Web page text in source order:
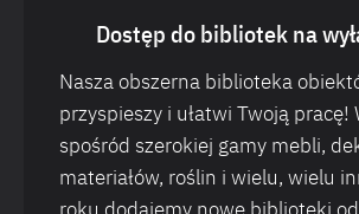
Dostęp do bibliotek na
Nasza obszerna biblioteka
przyspieszy i ułatwi Twoją pracę!
spośród szerokiej gamy mebli,
materiałów, roślin i wielu, wielu